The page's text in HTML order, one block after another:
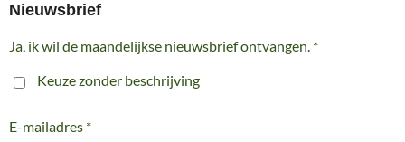
Nieuwsbrief
Ja, ik wil de maandelijkse nieuwsbrief ontvangen. *
Keuze zonder beschrijving
E-mailadres *